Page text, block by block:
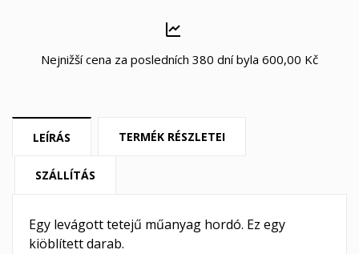
Nejnižší cena za posledních 380 dní byla 600,00 Kč
LEÍRÁS TERMÉK RÉSZLETEI
SZÁLLÍTÁS
Egy levágott tetejű műanyag hordó. Ez egy
kiöblített darab.